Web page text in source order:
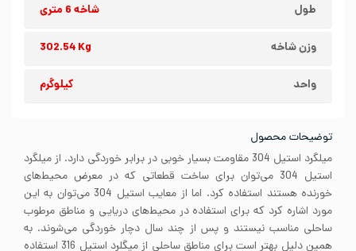
طول شاخه 6 متری
وزن شاخه 302.54 Kg
واحد کیلوگرم
توضیحات محصول
میلگرد استیل 304 مقاومت بسیار خوبی در برابر خوردگی دارد. از میلگرد
استیل 304 می‌توان برای ساخت قطعاتی که در معرض محیط‌های
خورنده هستند استفاده کرد. اما از معایب استیل 304 می‌توان به این
مورد اشاره کرد که برای استفاده در محیط‌های دریایی و مناطق مرطوب
ساحلی مناسب نیستند و پس از چند سال دچار خوردگی می‌شوند. به
همین دلیل بهتر است برای مناطق ساحلی از میگلرد استیل 316 استفاده